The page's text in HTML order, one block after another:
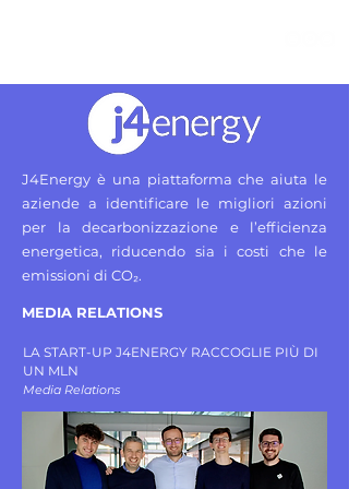
J4Energy è una piattaforma che aiuta le
aziende a identificare le migliori azioni
per la decarbonizzazione e l’efficienza
energetica, riducendo sia i costi che le
emissioni di CO₂.
MEDIA RELATIONS ​​
LA START-UP J4ENERGY RACCOGLIE PIÙ DI
UN MLN
Media Relations